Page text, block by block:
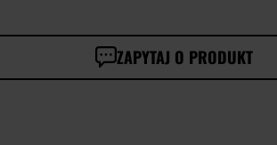
ZAPYTAJ O PRODUKT